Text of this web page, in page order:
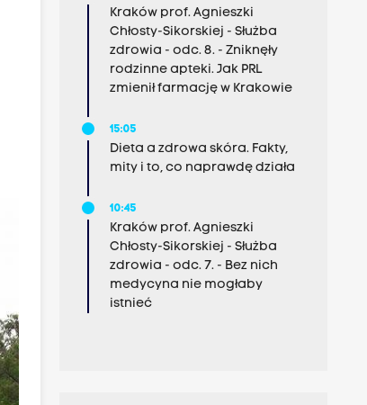
Kraków prof. Agnieszki
Chłosty-Sikorskiej - Służba
zdrowia - odc. 8. - Zniknęły
rodzinne apteki. Jak PRL
zmienił farmację w Krakowie
15:05
Dieta a zdrowa skóra. Fakty,
mity i to, co naprawdę działa
10:45
Kraków prof. Agnieszki
Chłosty-Sikorskiej - Służba
zdrowia - odc. 7. - Bez nich
medycyna nie mogłaby
istnieć